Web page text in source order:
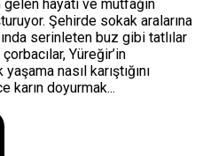
hayatı ve mutfağın
Şehirde sokak aralarına
serinleten buz gibi tatlılar
Yüreğir’in
nasıl karıştığını
karın doyurmak...